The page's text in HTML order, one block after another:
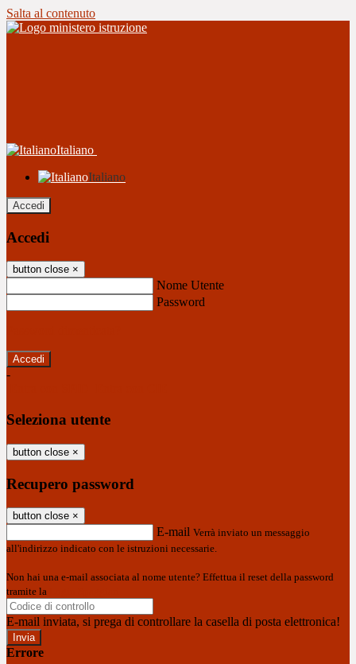
Salta al contenuto
Italiano
Italiano
Accedi
Accedi
button close ×
Nome Utente
Password
-
Seleziona utente
button close ×
Recupero password
button close ×
E-mail Verrà inviato un messaggio
all'indirizzo indicato con le istruzioni necessarie.
Non hai una e-mail associata al nome utente? Effettua il reset della password
tramite la
E-mail inviata, si prega di controllare la casella di posta elettronica!
Errore